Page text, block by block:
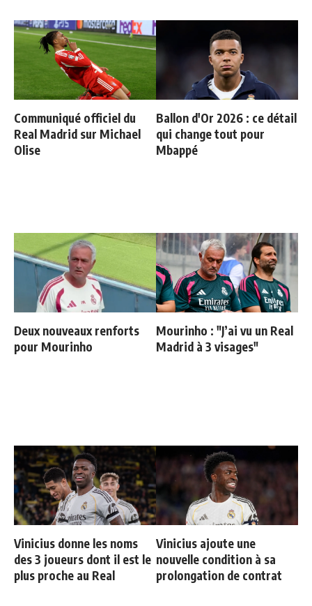
Communiqué officiel du
Real Madrid sur Michael
Olise
Ballon d'Or 2026 : ce détail
qui change tout pour
Mbappé
Deux nouveaux renforts
pour Mourinho
Mourinho : "J’ai vu un Real
Madrid à 3 visages"
Vinicius donne les noms
des 3 joueurs dont il est le
plus proche au Real
Vinicius ajoute une
nouvelle condition à sa
prolongation de contrat